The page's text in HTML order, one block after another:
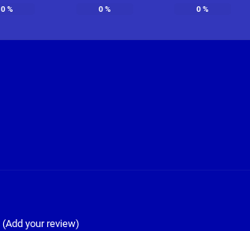
0% 0% 0%
(Add your review)